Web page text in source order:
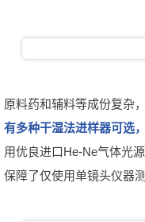
原料药和辅料等成份复杂
有多种干湿法进样器可选
用优良进口He-Ne气体光
保障了仅使用单镜头仪器